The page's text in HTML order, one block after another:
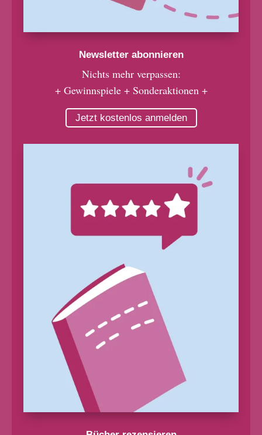
Newsletter abonnieren
Nichts mehr verpassen:
+ Gewinnspiele + Sonderaktionen +
Jetzt kostenlos anmelden